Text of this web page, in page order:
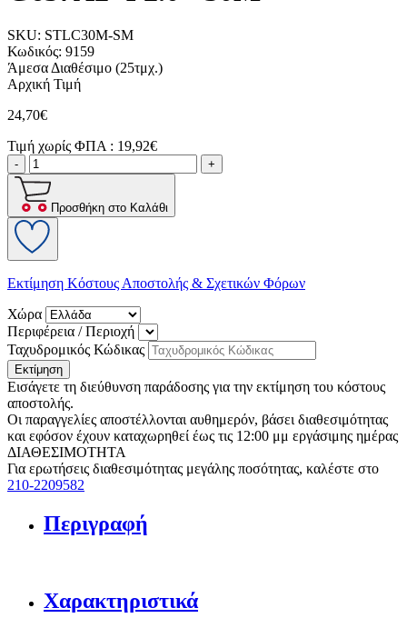
SKU: STLC30M-SM
Κωδικός: 9159
Άμεσα Διαθέσιμο (25τμχ.)
Αρχική Τιμή
24,70€
Τιμή χωρίς ΦΠΑ : 19,92€
- +
Προσθήκη στο Καλάθι
Εκτίμηση Κόστους Αποστολής & Σχετικών Φόρων
Χώρα
Περιφέρεια / Περιοχή
Ταχυδρομικός Κώδικας
Εκτίμηση
Εισάγετε τη διεύθυνση παράδοσης για την εκτίμηση του κόστους
αποστολής.
Οι παραγγελίες αποστέλλονται αυθημερόν, βάσει διαθεσιμότητας
και εφόσον έχουν καταχωρηθεί έως τις 12:00 μμ εργάσιμης ημέρας
ΔΙΑΘΕΣΙΜΟΤΗΤΑ
Για ερωτήσεις διαθεσιμότητας μεγάλης ποσότητας, καλέστε στο
210-2209582
Περιγραφή
Χαρακτηριστικά